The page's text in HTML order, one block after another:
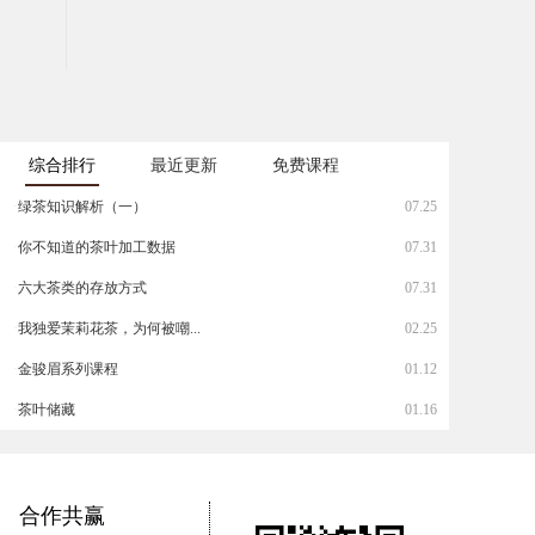
综合排行 最近更新 免费课程
07.25
绿茶知识解析（一）
07.31
你不知道的茶叶加工数据
07.31
六大茶类的存放方式
02.25
我独爱茉莉花茶，为何被嘲...
01.12
金骏眉系列课程
01.16
茶叶储藏
合作共赢